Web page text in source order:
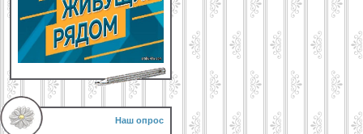
Наш опрос